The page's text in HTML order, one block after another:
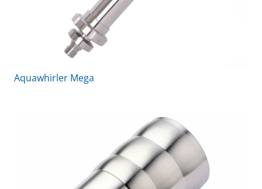
Aquawhirler Mega